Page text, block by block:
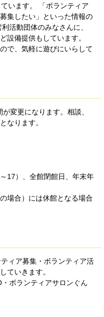
います。 「ボランティア
集したい」といった情報の
活動団体のみなさんに、
設備提供もしています。
で、気軽に遊びにいらして
変更になります。相談、
なります。
17）、全館閉館日、年末年
場合）には休館となる場合
ィア募集・ボランティア活
ていきます。
ボランティアサロンぐん